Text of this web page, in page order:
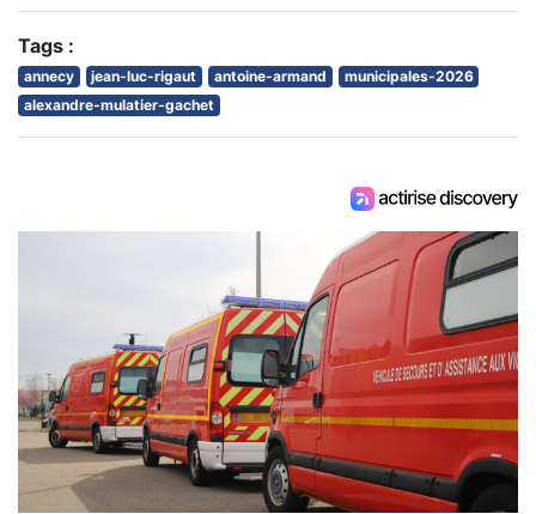
Tags :
annecy jean-luc-rigaut antoine-armand
municipales-2026
alexandre-mulatier-gachet